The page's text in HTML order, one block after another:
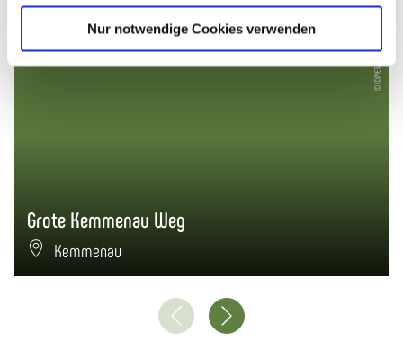
Nur notwendige Cookies verwenden © ©P!ELmedia, Herbert Piel
9,0 km
Grote Kemmenau Weg
Kemmenau